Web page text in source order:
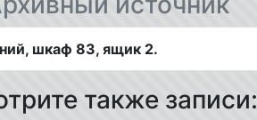
шкаф 83, ящик 2.
также записи: